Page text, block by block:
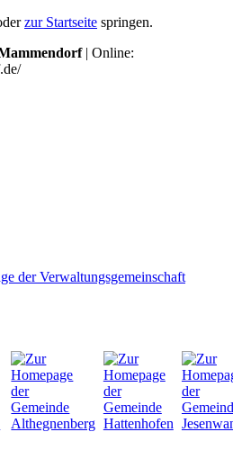
zur Startseite springen.
| Online: